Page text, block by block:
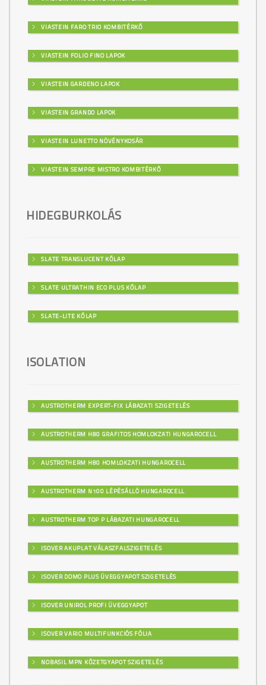
VIASTEIN FARO TRIO KOMBITÉRKŐ
VIASTEIN FOLIO FINO LAPOK
VIASTEIN GARDENO LAPOK
VIASTEIN GRANDO LAPOK
VIASTEIN LUNETTO NÖVÉNYKOSÁR
VIASTEIN SEMPRE MISTRO KOMBITÉRKŐ
HIDEGBURKOLÁS
SLATE TRANSLUCENT KŐLAP
SLATE ULTRATHIN ECO PLUS KŐLAP
SLATE-LITE KŐLAP
ISOLATION
AUSTROTHERM EXPERT-FIX LÁBAZATI SZIGETELÉS
AUSTROTHERM H80 GRAFITOS HOMLOKZATI HUNGAROCELL
AUSTROTHERM H80 HOMLOKZATI HUNGAROCELL
AUSTROTHERM N100 LÉPÉSÁLLÓ HUNGAROCELL
AUSTROTHERM TOP P LÁBAZATI HUNGAROCELL
ISOVER AKUPLAT VÁLASZFALSZIGETELÉS
ISOVER DOMO PLUS ÜVEGGYAPOT SZIGETELÉS
ISOVER UNIROL PROFI ÜVEGGYAPOT
ISOVER VARIO MULTIFUNKCIÓS FÓLIA
NOBASIL MPN KŐZETGYAPOT SZIGETELÉS